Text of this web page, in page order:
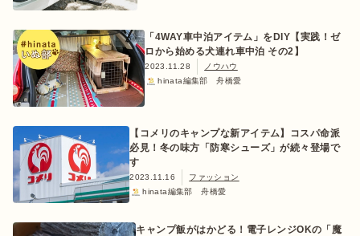
「4WAY車中泊アイテム」をDIY【実践！ゼ
ロから始める犬連れ車中泊 その2】
2023.11.28
ノウハウ
hinata編集部 舟橋愛
【コメリのキャンプな新アイテム】コスパ命派
必見！冬の味方「防寒シューズ」が続々登場で
す
2023.11.16
ファッション
hinata編集部 舟橋愛
キャンプ飯がはかどる！電子レンジOKの「魔